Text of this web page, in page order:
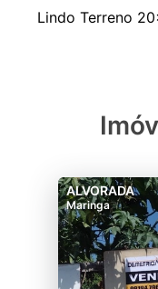
ALVORADA
Maringa